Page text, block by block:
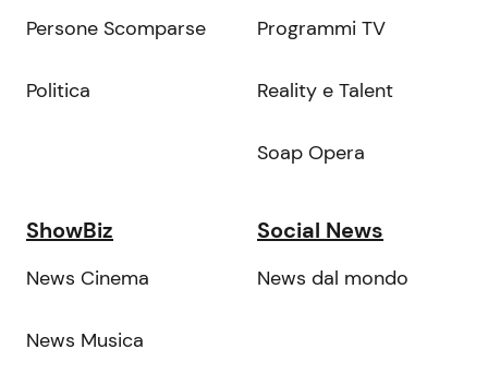
Persone Scomparse
Politica
Programmi TV
Reality e Talent
Soap Opera
ShowBiz
News Cinema
News Musica
Social News
News dal mondo